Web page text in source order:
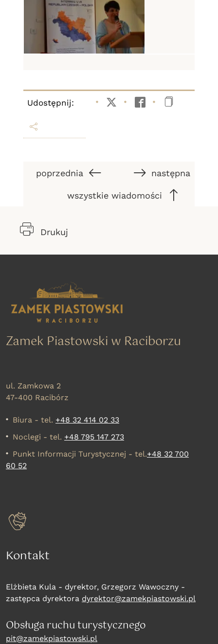
Udostępnij:
TwitterFacebook
poprzednia następna
wszystkie wiadomości
Drukuj
Zamek Piastowski w Raciborzu
ul. Zamkowa 2
47-400 Racibórz
Biura - tel. +48 32 414 02 33
Noclegi - tel. +48 795 147 273
Punkt Informacji Turystycznej - tel.+48 32 700
60 52
Kontakt
Elżbieta Kula - dyrektor, Grzegorz Wawoczny -
zastępca dyrektora dyrektor@zamekpiastowski.pl
Obsługa ruchu turystycznego
pit@zamekpiastowski.pl